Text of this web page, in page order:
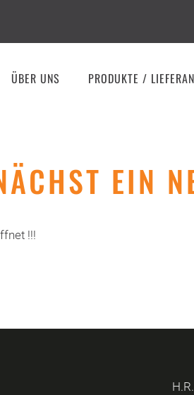
ÜBER UNS PRODUKTE /
EIN
!!!